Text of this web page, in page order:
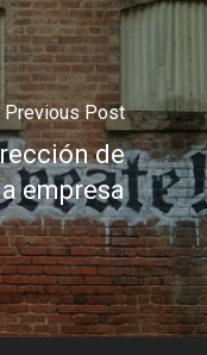
Previous Post
de
empresa